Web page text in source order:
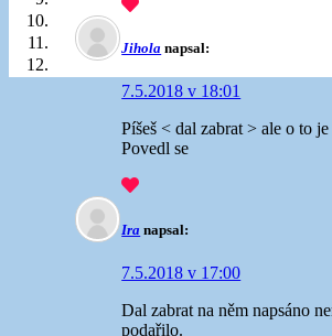
Jihola napsal:
7.5.2018 v 18:01
Píšeš < dal zabrat > ale o to
Povedl se
Ira napsal:
7.5.2018 v 17:00
Dal zabrat na něm napsáno
podařilo.